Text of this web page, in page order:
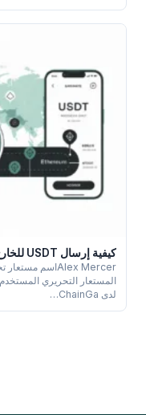
كيفية إرسال USDT للخارج: دليل خطوة بخطوة (2026)
المستعار التحريري
لدى ChainGa…